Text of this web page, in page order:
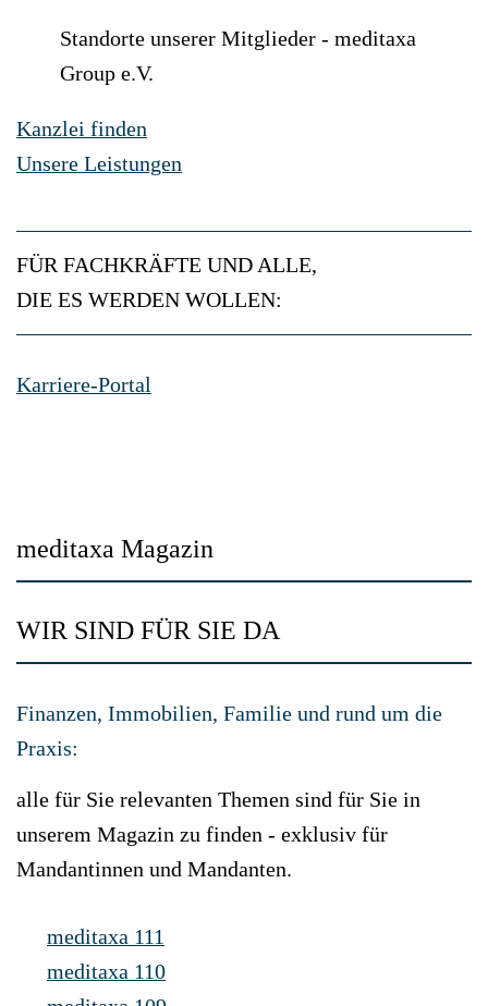
Standorte unserer Mitglieder - meditaxa
Group e.V.
Kanzlei finden
Unsere Leistungen
FÜR FACHKRÄFTE UND ALLE,
DIE ES WERDEN WOLLEN:
Karriere-Portal
meditaxa Magazin
WIR SIND FÜR SIE DA
Finanzen, Immobilien, Familie und rund um die
Praxis:
alle für Sie relevanten Themen sind für Sie in
unserem Magazin zu finden - exklusiv für
Mandantinnen und Mandanten.
meditaxa 111
meditaxa 110